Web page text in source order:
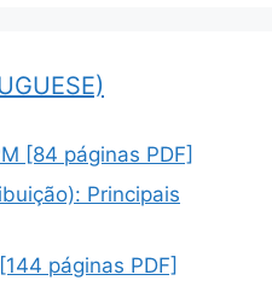
[84 páginas PDF]
Principais
páginas PDF]